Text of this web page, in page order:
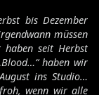
bis Dezember
müssen
seit Herbst
haben wir
ins Studio…
wenn wir alle